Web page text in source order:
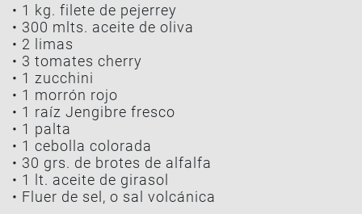
• 1 kg. filete de pejerrey
• 300 mlts. aceite de oliva
• 2 limas
• 3 tomates cherry
• 1 zucchini
• 1 morrón rojo
• 1 raíz Jengibre fresco
• 1 palta
• 1 cebolla colorada
• 30 grs. de brotes de alfalfa
• 1 lt. aceite de girasol
• Fluer de sel, o sal volcánica